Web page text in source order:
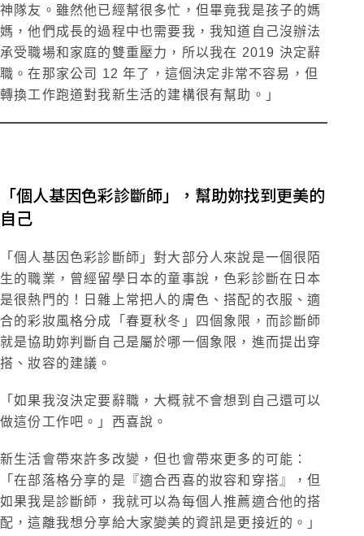
神隊友。雖然他已經幫很多忙，但畢竟我是孩子的媽
媽，他們成長的過程中也需要我，我知道自己沒辦法
承受職場和家庭的雙重壓力，所以我在 2019 決定辭
職。在那家公司 12 年了，這個決定非常不容易，但
轉換工作跑道對我新生活的建構很有幫助。」
「個人基因色彩診斷師」，幫助妳找到更美的
自己
「個人基因色彩診斷師」對大部分人來說是一個很陌
生的職業，曾經留學日本的童事說，色彩診斷在日本
是很熱門的！日雜上常把人的膚色、搭配的衣服、適
合的彩妝風格分成「春夏秋冬」四個象限，而診斷師
就是協助妳判斷自己是屬於哪一個象限，進而提出穿
搭、妝容的建議。
「如果我沒決定要辭職，大概就不會想到自己還可以
做這份工作吧。」西喜說。
新生活會帶來許多改變，但也會帶來更多的可能：
「在部落格分享的是『適合西喜的妝容和穿搭』，但
如果我是診斷師，我就可以為每個人推薦適合他的搭
配，這離我想分享給大家變美的資訊是更接近的。」